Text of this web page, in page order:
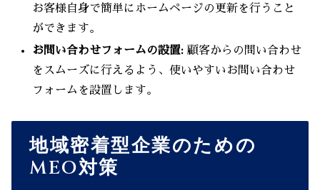
お客様自身で簡単にホームページの更新を行うこと
ができます。
お問い合わせフォームの設置: 顧客からの問い合わせ
をスムーズに行えるよう、使いやすいお問い合わせ
フォームを設置します。
地域密着型企業のための
MEO対策